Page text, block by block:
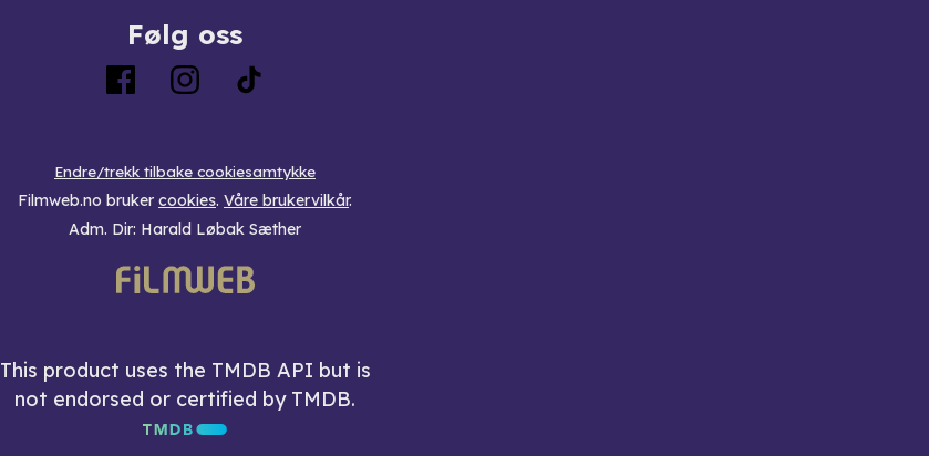
Følg oss
Endre/trekk tilbake cookiesamtykke
Filmweb.no bruker cookies. Våre brukervilkår.
Adm. Dir: Harald Løbak Sæther
This product uses the TMDB API but is
not endorsed or certified by TMDB.